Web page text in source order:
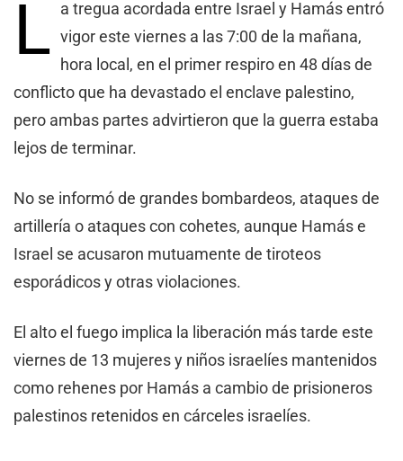
L
a tregua acordada entre Israel y Hamás entró
vigor este viernes a las 7:00 de la mañana,
hora local, en el primer respiro en 48 días de
conflicto que ha devastado el enclave palestino,
pero ambas partes advirtieron que la guerra estaba
lejos de terminar.
No se informó de grandes bombardeos, ataques de
artillería o ataques con cohetes, aunque Hamás e
Israel se acusaron mutuamente de tiroteos
esporádicos y otras violaciones.
El alto el fuego implica la liberación más tarde este
viernes de 13 mujeres y niños israelíes mantenidos
como rehenes por Hamás a cambio de prisioneros
palestinos retenidos en cárceles israelíes.